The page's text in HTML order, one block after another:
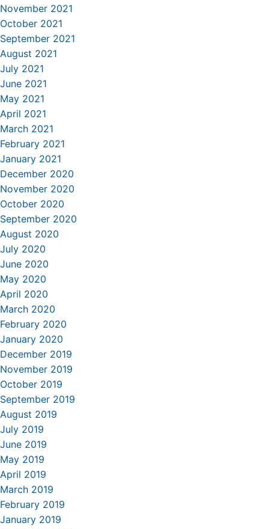
November 2021
October 2021
September 2021
August 2021
July 2021
June 2021
May 2021
April 2021
March 2021
February 2021
January 2021
December 2020
November 2020
October 2020
September 2020
August 2020
July 2020
June 2020
May 2020
April 2020
March 2020
February 2020
January 2020
December 2019
November 2019
October 2019
September 2019
August 2019
July 2019
June 2019
May 2019
April 2019
March 2019
February 2019
January 2019